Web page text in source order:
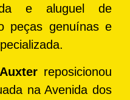
e aluguel de
peças genuínas e
Auxterreposicionou
na Avenida dos